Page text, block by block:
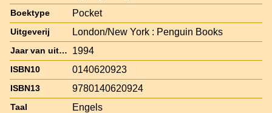
Boektype Pocket
Uitgeverij London/New York : Penguin Books
Jaar van uitgave 1994
ISBN10 0140620923
ISBN13 9780140620924
Taal Engels